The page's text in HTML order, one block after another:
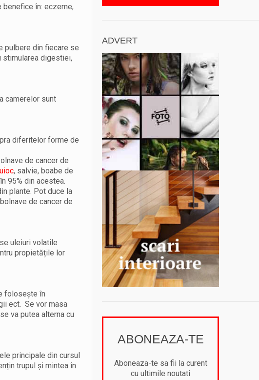
în: eczeme,
pulbere din fiecare se
stimularea digestiei,
camerelor sunt
diferitelor forme de
de cancer de
, salvie, boabe de
95% din acestea.
plante. Pot duce la
de cancer de
uleiuri volatile
propietățile lor
folosește în
ect. Se vor masa
va putea alterna cu
principale din cursul
trupul și mintea în
ADVERT
ABONEAZA-TE
Aboneaza-te sa fii la curent
cu ultimile noutati